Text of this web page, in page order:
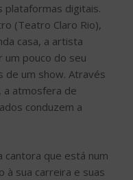
plataformas digitais.
(Teatro Claro Rio),
casa, a artista
um pouco do seu
de um show. Através
a atmosfera de
conduzem a
cantora que está num
à sua carreira e suas